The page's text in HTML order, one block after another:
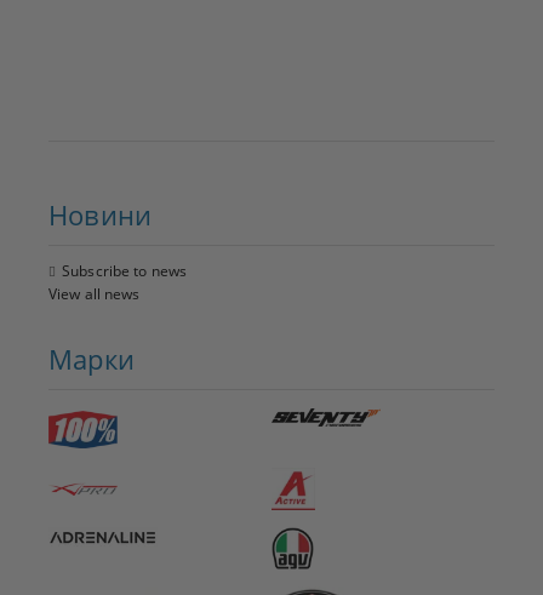
Новини
Subscribe to news
View all news
Марки